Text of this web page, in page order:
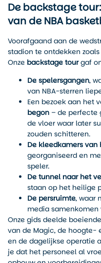
De backstage
van de NBA
Voorafgaand aan de
stadion te ontdekken
Onze backstage tourgaf
De spelersgangen,
van NBA-sterren
Een bezoek aan het
begon – de perfecte
de vloer waar later
zouden schitteren.
De kleedkamers
georganiseerd en
speler.
De tunnel naar het
staan op het heilige
De persruimte, waar
media samenkomen
Onze gids deelde
van de Magic, de hoogte-
en de dagelijkse operatie
je dat het personeel al